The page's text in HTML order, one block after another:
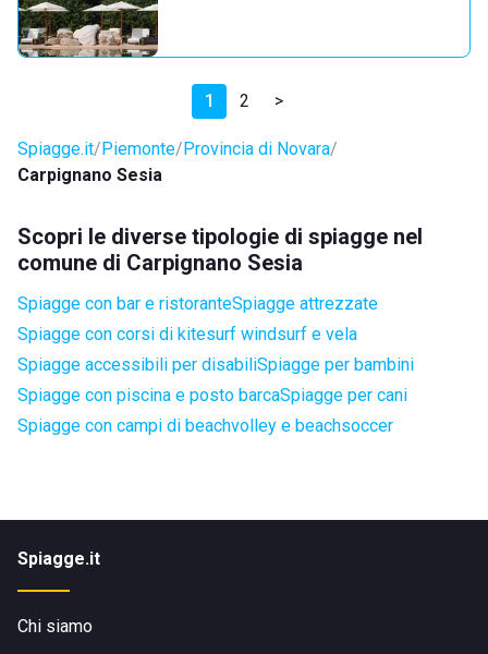
1 2 >
Spiagge.it Piemonte Provincia di Novara
Carpignano Sesia
Scopri le diverse tipologie di spiagge nel
comune di Carpignano Sesia
Spiagge con bar e ristoranteSpiagge attrezzate
Spiagge con corsi di kitesurf windsurf e vela
Spiagge accessibili per disabiliSpiagge per bambini
Spiagge con piscina e posto barcaSpiagge per cani
Spiagge con campi di beachvolley e beachsoccer
Spiagge.it
Chi siamo